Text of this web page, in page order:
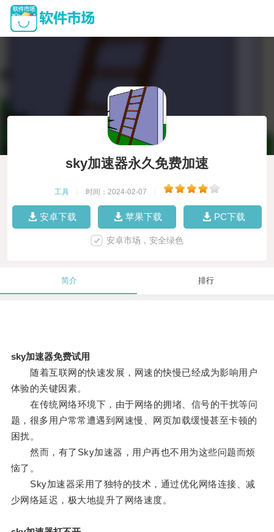
sky加速器永久免费加速
工具 时间：2024-02-07
安卓下载 苹果下载 PC下载
安卓市场，安全绿色
简介 排行
sky加速器免费试用
随着互联网的快速发展，网速的快慢已经成为影响用户
体验的关键因素。
在传统网络环境下，由于网络的拥堵、信号的干扰等问
题，很多用户常常遭遇到网速慢、网页加载缓慢甚至卡顿的
困扰。
然而，有了Sky加速器，用户再也不用为这些问题而烦
恼了。
Sky加速器采用了独特的技术，通过优化网络连接、减
少网络延迟，极大地提升了网络速度。